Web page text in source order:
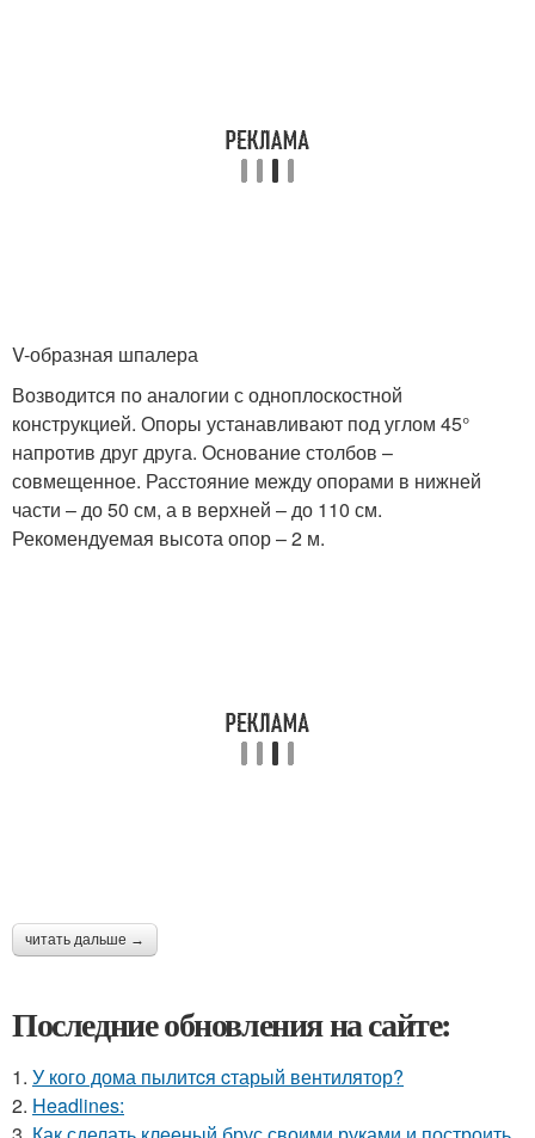
V-образная шпалера
Возводится по аналогии с одноплоскостной
конструкцией. Опоры устанавливают под углом 45°
напротив друг друга. Основание столбов –
совмещенное. Расстояние между опорами в нижней
части – до 50 см, а в верхней – до 110 см.
Рекомендуемая высота опор – 2 м.
читать дальше →
Последние обновления на сайте:
1. У кого дома пылитcя cтарый вентилятор?
2. Headlines: